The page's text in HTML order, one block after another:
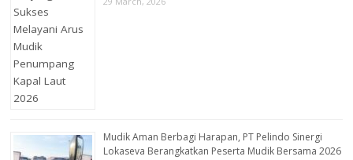
Mudik Aman Berbagi Harapan, PT Pelindo Sinergi
Lokaseva Berangkatkan Peserta Mudik Bersama 2026